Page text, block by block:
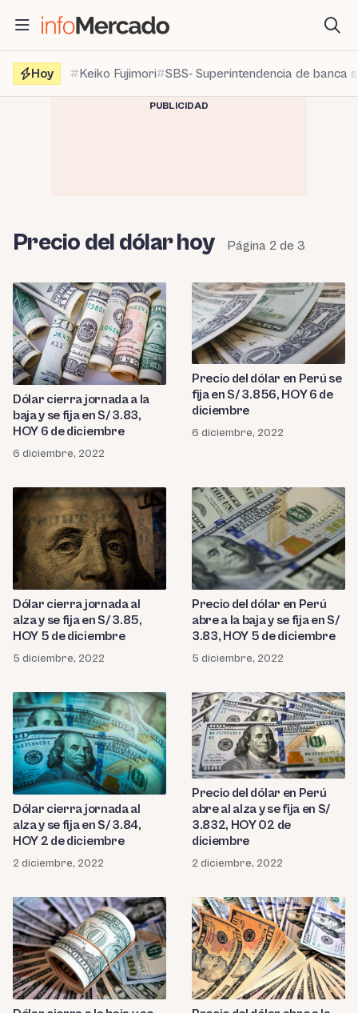
contenido
Hoy
Keiko Fujimori SBS- Superintendencia de banca
PUBLICIDAD
Precio del dólar hoy Página 2 de 3
Dólar cierra jornada a la
baja y se fija en S/ 3.83,
HOY 6 de diciembre
6 diciembre, 2022
Precio del dólar en Perú se
fija en S/ 3.856, HOY 6 de
diciembre
6 diciembre, 2022
Dólar cierra jornada al
alza y se fija en S/ 3.85,
HOY 5 de diciembre
5 diciembre, 2022
Precio del dólar en Perú
abre a la baja y se fija en S/
3.83, HOY 5 de diciembre
5 diciembre, 2022
Dólar cierra jornada al
alza y se fija en S/ 3.84,
HOY 2 de diciembre
2 diciembre, 2022
Precio del dólar en Perú
abre al alza y se fija en S/
3.832, HOY 02 de
diciembre
2 diciembre, 2022